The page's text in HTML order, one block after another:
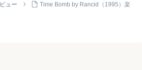
ュー
Time Bomb by Rancid（1995）楽